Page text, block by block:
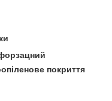
покриття